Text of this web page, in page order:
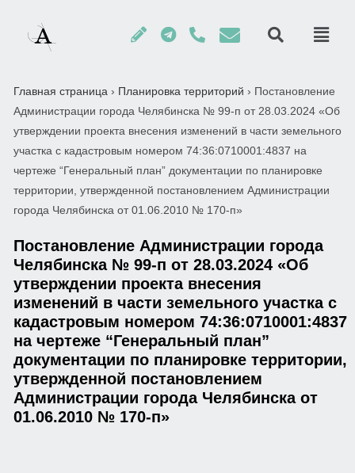
Главная страница › Планировка территорий › Постановление
Администрации города Челябинска № 99-п от 28.03.2024 «Об
утверждении проекта внесения изменений в части земельного
участка с кадастровым номером 74:36:0710001:4837 на
чертеже “Генеральный план” документации по планировке
территории, утвержденной постановлением Администрации
города Челябинска от 01.06.2010 № 170-п»
Постановление Администрации города
Челябинска № 99-п от 28.03.2024 «Об
утверждении проекта внесения
изменений в части земельного участка с
кадастровым номером 74:36:0710001:4837
на чертеже “Генеральный план”
документации по планировке территории,
утвержденной постановлением
Администрации города Челябинска от
01.06.2010 № 170-п»